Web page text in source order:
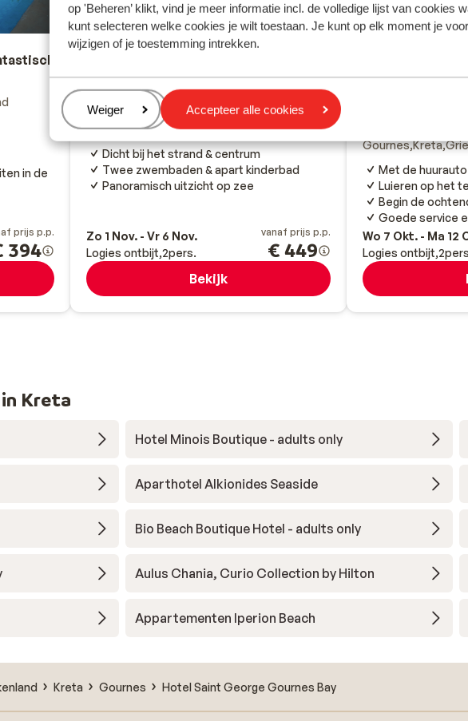
op 'Beheren’ klikt, vind je meer informatie incl. de volledige lijst van cookies
kunt selecteren welke cookies je wilt toestaan. Je kunt op elk moment je
wijzigen of je toestemming intrekken.
Beheren
Weiger Accepteer alle cookies
in de
prijs p.p.
394
7.2 Goed
Castello Village Resort
Sissi Kreta Griekenland
Dicht bij het strand & centrum
Twee zwembaden & apart kinderbad
Panoramisch uitzicht op zee
Zo 1 Nov. - Vr 6 Nov.
Logies ontbijt 2pers.
vanaf prijs p.p.
€ 449
Bekijk
Vasia
Gournes Kreta
Met de
Luieren op het
Begin de
Goede service
Wo 7 Okt. - Ma 12
Logies ontbijt 2
Kreta
Hotel Minois Boutique - adults only
Aparthotel Alkionides Seaside
Bio Beach Boutique Hotel - adults only
Aulus Chania, Curio Collection by Hilton
Appartementen Iperion Beach
Kreta Gournes Hotel Saint George Gournes Bay